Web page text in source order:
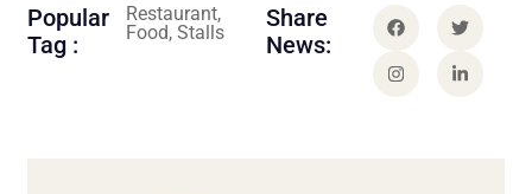
Popular
Tag :
Restaurant,
Food, Stalls
Share
News: